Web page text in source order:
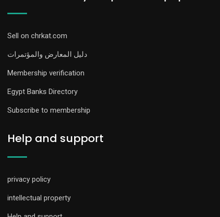
Sell on chrkat.com
دليل المعارض والمؤتمرات
Membership verification
Egypt Banks Directory
Subscribe to membership
Help and support
privacy policy
intellectual property